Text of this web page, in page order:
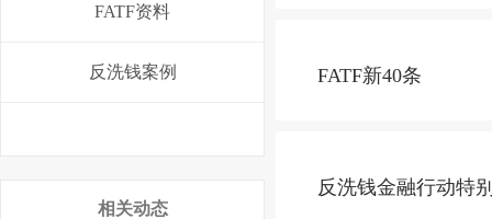
FATF资料
反洗钱案例
相关动态
FATF新40条
反洗钱金融行动特